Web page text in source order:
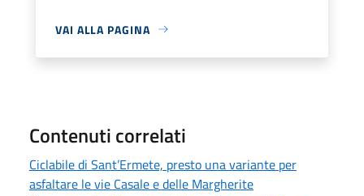
VAI ALLA PAGINA
Contenuti correlati
Ciclabile di Sant’Ermete, presto una variante per
asfaltare le vie Casale e delle Margherite